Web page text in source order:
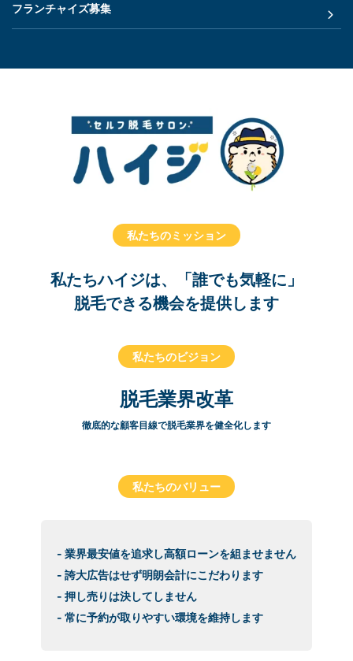
フランチャイズ募集
私たちのミッション
私たちハイジは、「誰でも気軽に」
脱毛できる機会を提供します
私たちのビジョン
脱毛業界改革
徹底的な顧客目線で脱毛業界を健全化します
私たちのバリュー
- 業界最安値を追求し高額ローンを組ませません
- 誇大広告はせず明朗会計にこだわります
- 押し売りは決してしません
- 常に予約が取りやすい環境を維持します